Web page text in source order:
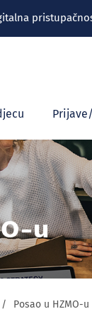
u
Posao u HZMO-u